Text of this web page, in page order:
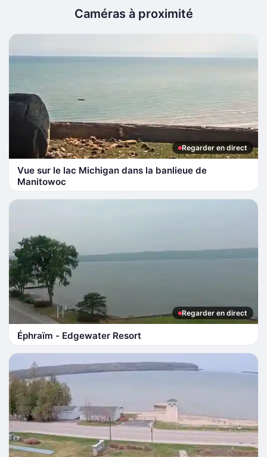
Caméras à proximité
Regarder en direct
Vue sur le lac Michigan dans la banlieue de
Manitowoc
Regarder en direct
Éphraïm - Edgewater Resort